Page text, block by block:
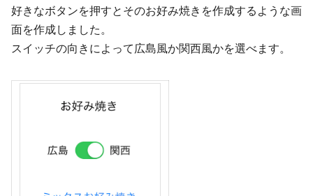
好きなボタンを押すとそのお好み焼きを作成するような画
面を作成しました。
スイッチの向きによって広島風か関西風かを選べます。